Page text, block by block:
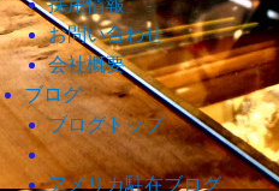
お問い合わせ
会社概要
ブログ
ブログトップ
アメリカ駐在ブログ